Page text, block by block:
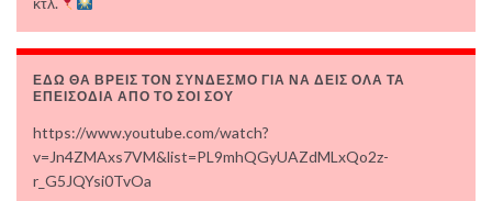
ΕΔΩ ΘΑ ΒΡΕΙΣ ΤΟΝ ΣΥΝΔΕΣΜΟ ΓΙΑ ΝΑ ΔΕΙΣ ΟΛΑ ΤΑ
ΕΠΕΙΣΟΔΙΑ ΑΠΟ ΤΟ ΣΟΙ ΣΟΥ
https://www.youtube.com/watch?
v=Jn4ZMAxs7VM&list=PL9mhQGyUAZdMLxQo2z-
r_G5JQYsi0TvOa